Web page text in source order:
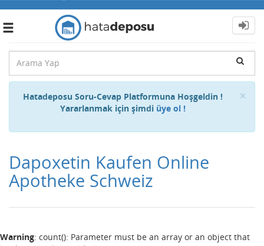
Toggle
×
Hatadeposu Soru-Cevap Platformuna Hoşgeldin !
Yararlanmak için şimdi üye ol !
Dapoxetin Kaufen Online
Apotheke Schweiz
Warning: count(): Parameter must be an array or an object that